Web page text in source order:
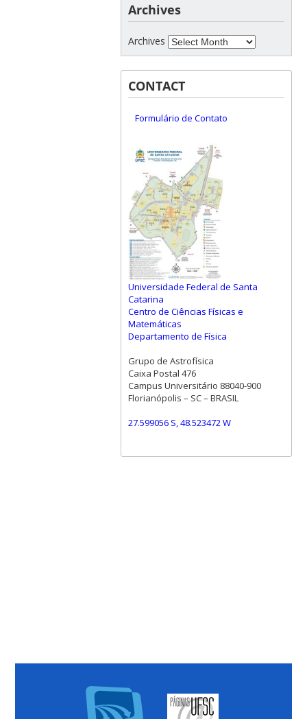
Archives
Archives
CONTACT
Formulário de Contato
Universidade Federal de Santa
Catarina
Centro de Ciências Físicas e
Matemáticas
Departamento de Física
Grupo de Astrofísica
Caixa Postal 476
Campus Universitário 88040-900
Florianópolis – SC – BRASIL
27.599056 S, 48.523472 W